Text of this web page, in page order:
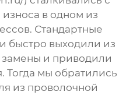
в одном из
Стандартные
быстро выходили из
замены и приводили
Тогда мы обратились
из проволочной